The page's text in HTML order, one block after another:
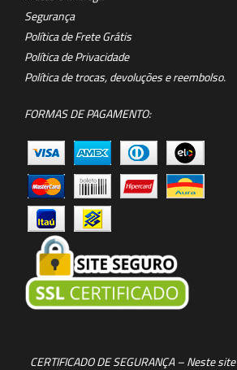
Segurança
Política de Frete Grátis
Política de Privacidade
Política de trocas, devoluções e reembolso.
FORMAS DE PAGAMENTO:
CERTIFICADO DE SEGURANÇA – Neste